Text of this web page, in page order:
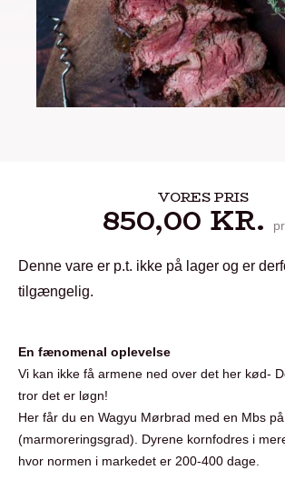
VORES PRIS
850,00 KR.
Denne vare er p.t. ikke på lager og er
tilgængelig.
En fænomenal oplevelse
Vi kan ikke få armene ned over det her kød-
tror det er løgn!
Her får du en Wagyu Mørbrad med en Mbs
(marmoreringsgrad). Dyrene kornfodres i
hvor normen i markedet er 200-400 dage.